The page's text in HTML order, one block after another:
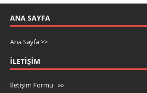
ANA SAYFA
Ana Sayfa >>
İLETIŞIM
İletişim Formu »»